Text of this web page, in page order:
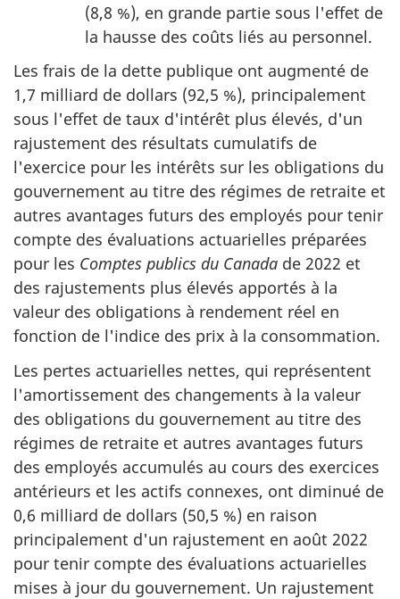
(8,8 %), en grande partie sous l'effet de
la hausse des coûts liés au personnel.
Les frais de la dette publique ont augmenté de
1,7 milliard de dollars (92,5 %), principalement
sous l'effet de taux d'intérêt plus élevés, d'un
rajustement des résultats cumulatifs de
l'exercice pour les intérêts sur les obligations du
gouvernement au titre des régimes de retraite et
autres avantages futurs des employés pour tenir
compte des évaluations actuarielles préparées
pour les Comptes publics du Canada de 2022 et
des rajustements plus élevés apportés à la
valeur des obligations à rendement réel en
fonction de l'indice des prix à la consommation.
Les pertes actuarielles nettes, qui représentent
l'amortissement des changements à la valeur
des obligations du gouvernement au titre des
régimes de retraite et autres avantages futurs
des employés accumulés au cours des exercices
antérieurs et les actifs connexes, ont diminué de
0,6 milliard de dollars (50,5 %) en raison
principalement d'un rajustement en août 2022
pour tenir compte des évaluations actuarielles
mises à jour du gouvernement. Un rajustement